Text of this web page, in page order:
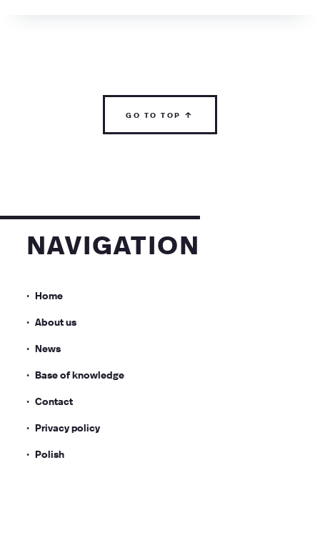
go to top ↑
navigation
Home
About us
News
Base of knowledge
Contact
Privacy policy
Polish